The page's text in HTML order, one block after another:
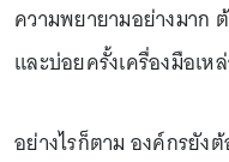
ความพยายามอย่างมาก
และบ่อยครั้งเครื่องมือเห
อย่างไรก็ตาม องค์กรยัง